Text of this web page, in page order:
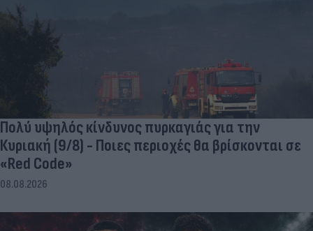
Πολύ υψηλός κίνδυνος πυρκαγιάς για την
Κυριακή (9/8) - Ποιες περιοχές θα βρίσκονται σε
«Red Code»
08.08.2026